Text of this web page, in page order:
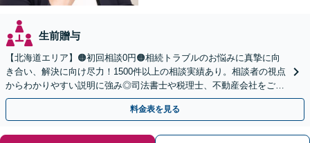
生前贈与
【北海道エリア】🟠初回相談0円🟠相続トラブルのお悩みに真摯に向
き合い、解決に向け尽力！1500件以上の相談実績あり。相談者の視点
からわかりやすい説明に強み◎司法書士や税理士、不動産会社をご紹
介し、登記や相続税の申告までワンストップで対応
料金表を見る